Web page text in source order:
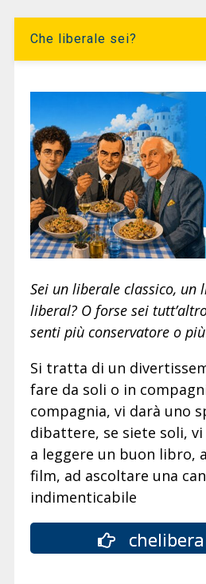
Che liberale sei?
Sei un liberale classico, un
liberal? O forse sei
senti più conservatore o
Si tratta di un
fare da soli o in
compagnia, vi darà uno
dibattere, se siete soli,
a leggere un buon libro,
film, ad ascoltare una
indimenticabile